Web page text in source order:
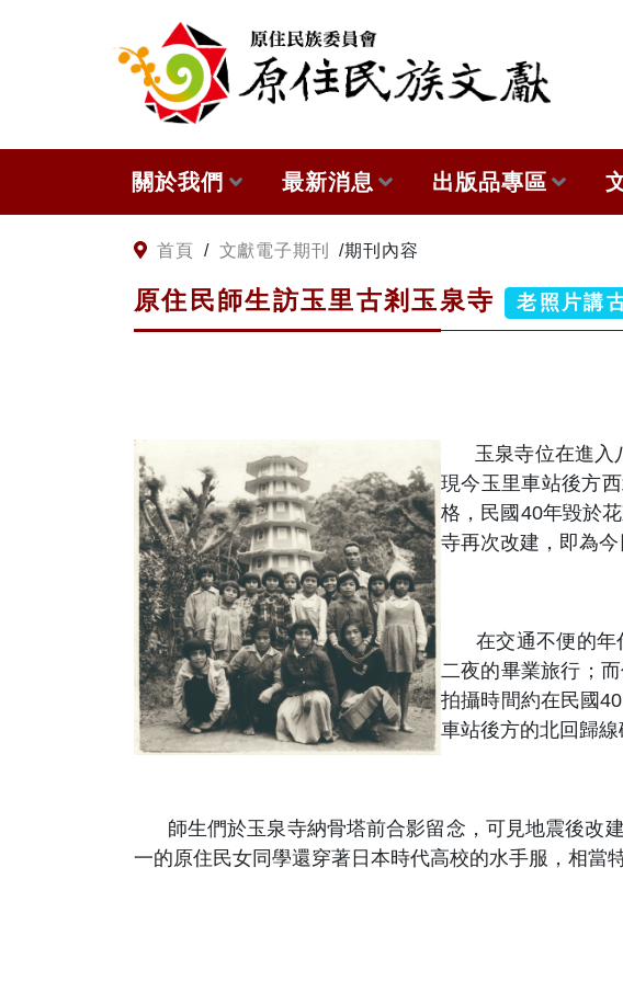
關於我們
關於原住民族文獻會
原住民族文獻會設置要點
最新消息
網站訊息
徵稿訊息
出版品專區
與國史館共同出
首頁 / 文獻電子期刊 /期刊內容
原住民師生訪玉里古剎玉泉寺 老照片講
玉泉寺位在進入
現今玉里車站後方
格，民國 40年毀於
寺再次改建，即為今
在交通不便的年
二夜的畢業旅行；
拍攝時間約在民國40
車站後方的北回歸
師生們於玉泉寺納骨塔前合影留念，可見地震後改
一的原住民女同學還穿著日本時代高校的水手服，相當特